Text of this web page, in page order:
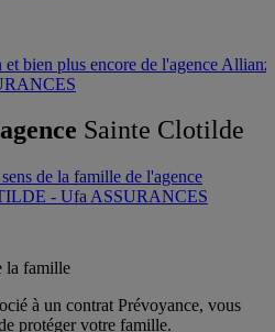
Sainte Clotilde
la famille
à un contrat Prévoyance, vous
protéger votre famille.